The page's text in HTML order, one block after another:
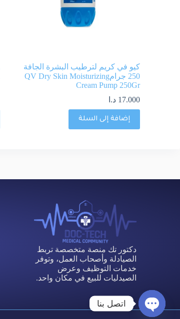
كيو في كريم لترطيب البشرة الجافة
250 جرامQV Dry Skin Moisturizing
Cream Pump 250Gr
17.000 د.ا
إضافة إلى السلة
دكتور تك منصة متخصصة تربط
الصيادلة وأصحاب العمل، وتوفر
خدمات التوظيف وعرض
الصيدليات للبيع في مكان واحد.
اتصل بنا